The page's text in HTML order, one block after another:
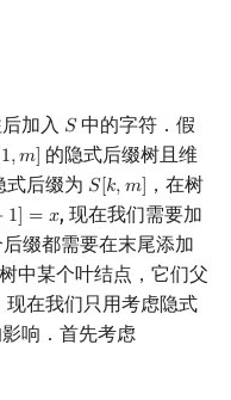
加入 𝑆
S中的字符．假
1,𝑚]
1,m] 的隐式后缀树且维
式后缀为 𝑆[𝑘,𝑚]
S[k,m] ，在树
1] = 𝑥
] =x
, 现在我们需要加
缀都需要在末尾添加
中某个叶结点，它们父
现在我们只用考虑隐式
响．首先考虑